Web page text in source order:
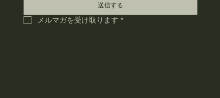
送信する
メルマガを受け取ります *